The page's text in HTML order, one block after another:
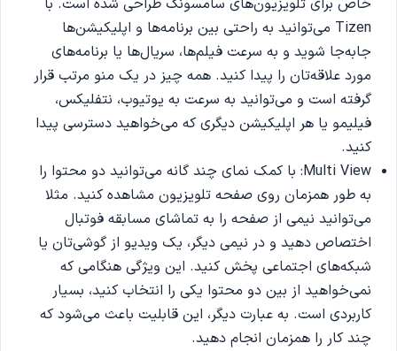
خاص برای تلویزیون‌های سامسونگ طراحی شده‌ است. با
Tizen می‌توانید به راحتی بین برنامه‌ها و اپلیکیشن‌ها
جابه‌جا شوید و به سرعت فیلم‌ها، سریال‌ها یا برنامه‌های
مورد علاقه‌‌تان را پیدا کنید. همه چیز در یک منو مرتب قرار
گرفته است و می‌توانید به سرعت به یوتیوب، نتفلیکس،
فیلیمو یا هر اپلیکیشن دیگری که می‌خواهید دسترسی پیدا
کنید.
Multi View: با کمک نمای چند گانه می‌توانید دو محتوا را
به طور همزمان روی صفحه تلویزیون مشاهده کنید. مثلا
می‌توانید نیمی از صفحه را به تماشای مسابقه فوتبال
اختصاص دهید و در نیمی دیگر، یک ویدیو از گوشی‌تان یا
شبکه‌های اجتماعی پخش کنید. این ویژگی هنگامی که
نمی‌خواهید از بین دو محتوا یکی را انتخاب کنید، بسیار
کاربردی است. به عبارت دیگر، این قابلیت باعث می‌شود که
چند کار را همزمان انجام دهید.